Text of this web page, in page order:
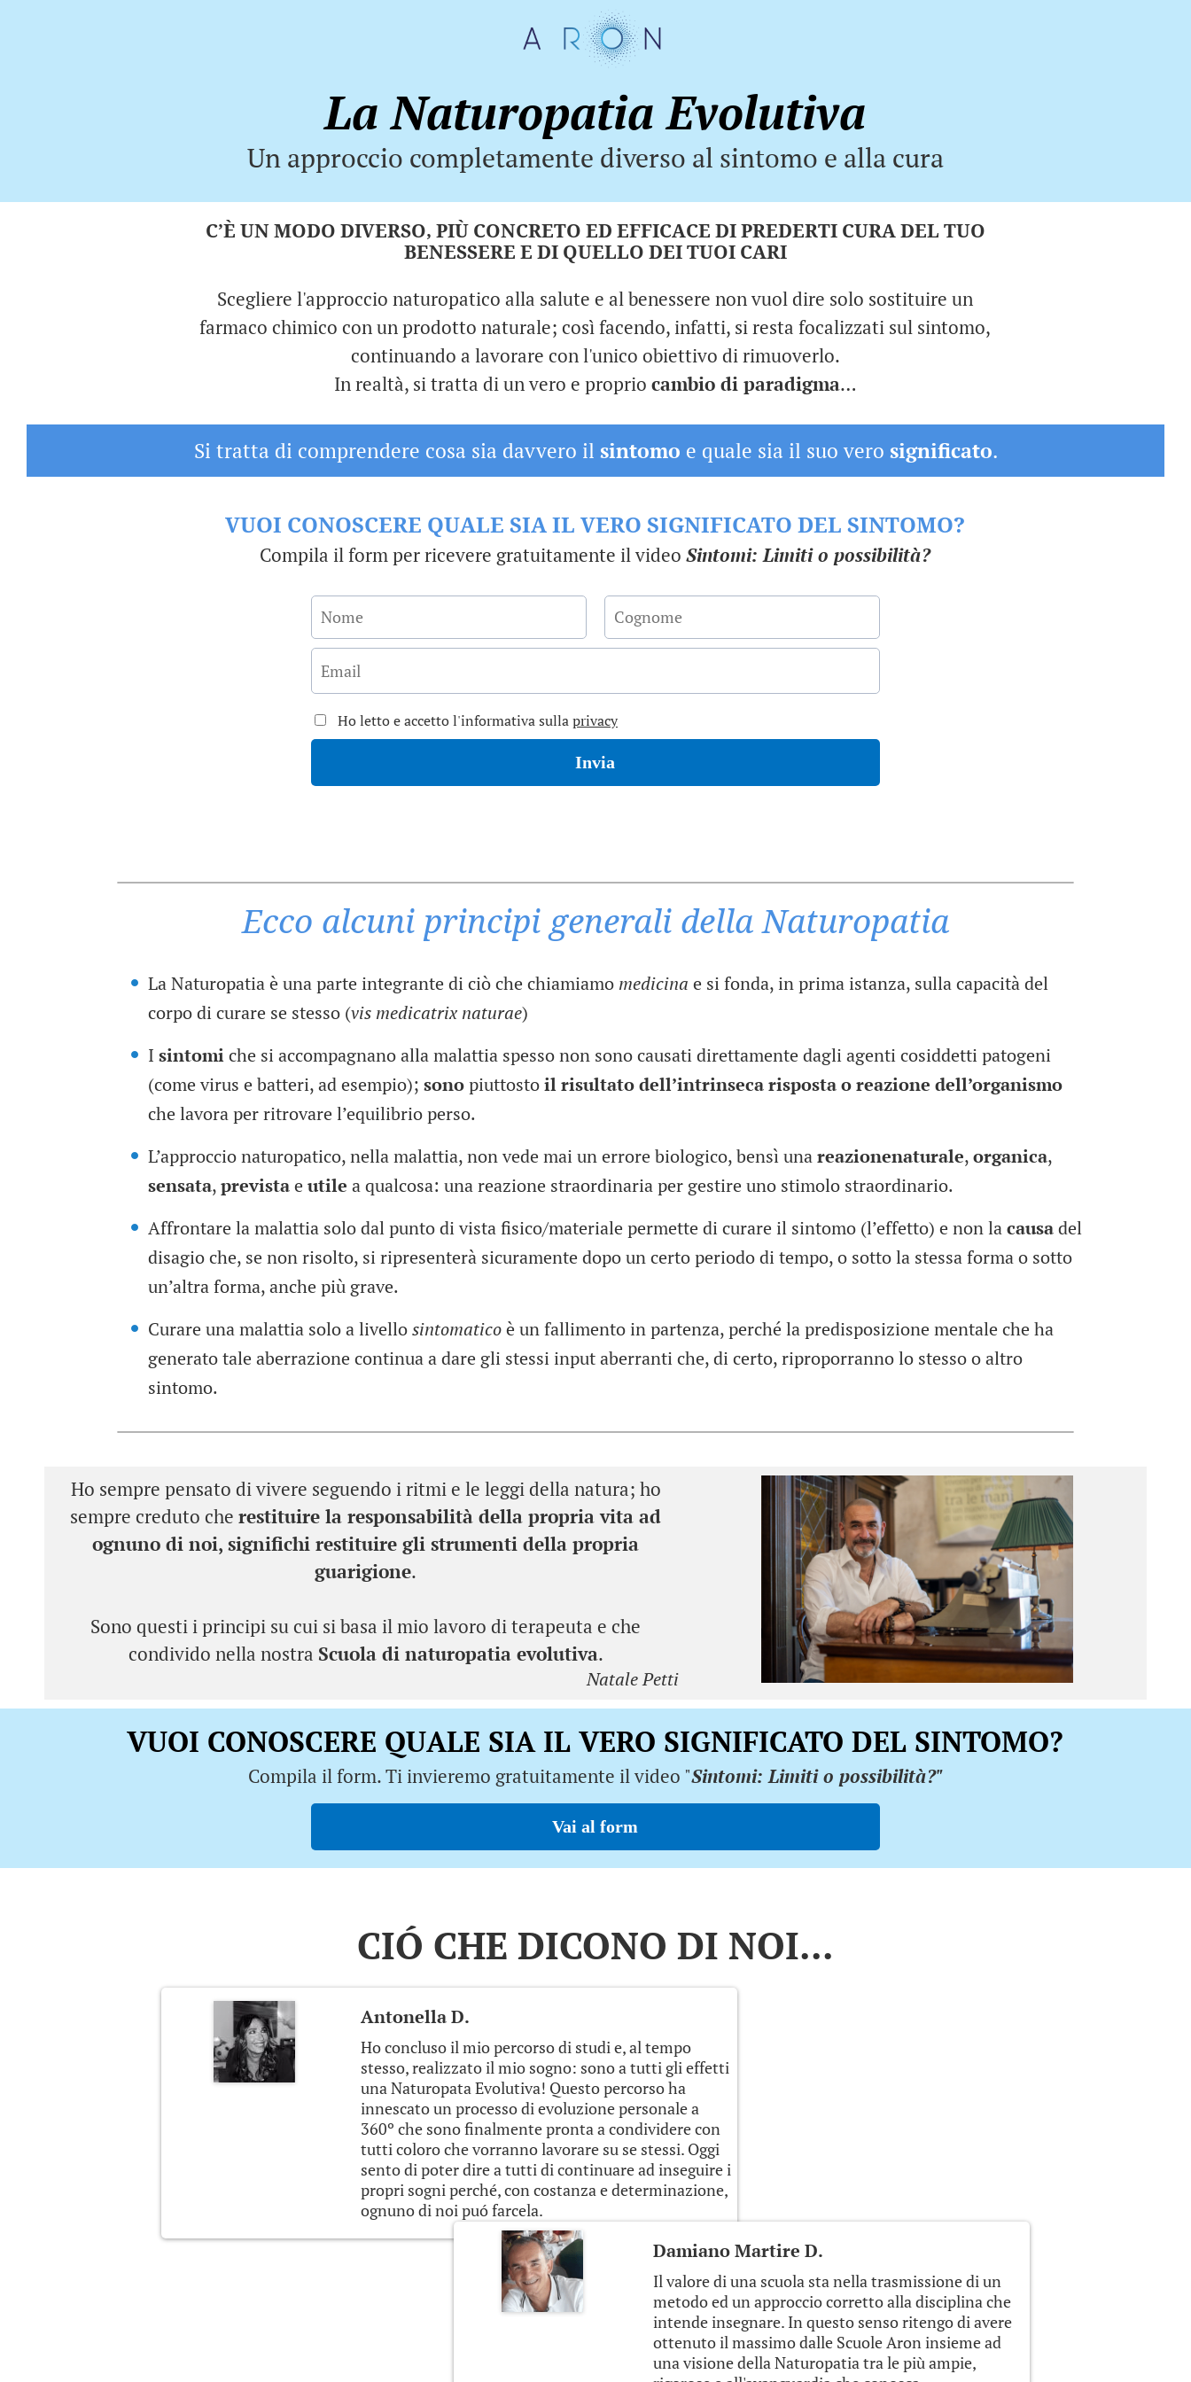
La Naturopatia Evolutiva
Un approccio completamente diverso al sintomo e alla cura
C’È UN MODO DIVERSO, PIÙ CONCRETO ED EFFICACE DI PREDERTI CURA DEL TUO
BENESSERE E DI QUELLO DEI TUOI CARI
Scegliere l'approccio naturopatico alla salute e al benessere non vuol dire solo sostituire un
farmaco chimico con un prodotto naturale; così facendo, infatti, si resta focalizzati sul sintomo,
continuando a lavorare con l'unico obiettivo di rimuoverlo.
In realtà, si tratta di un vero e proprio cambio di paradigma…
Si tratta di comprendere cosa sia davvero il sintomo e quale sia il suo vero significato.
VUOI CONOSCERE QUALE SIA IL VERO SIGNIFICATO DEL SINTOMO?
Compila il form per ricevere gratuitamente il videoSintomi: Limiti o possibilità?
Ho letto e accetto l'informativa sullaprivacy
Invia
Ecco alcuni principi generali della Naturopatia
La Naturopatia è una parte integrante di ciò che chiamiamo medicina e si fonda, in prima istanza, sulla capacità del
corpo di curare se stesso (vis medicatrix naturae)
I sintomiche si accompagnano alla malattia spesso non sono causati direttamente dagli agenti cosiddetti patogeni
(come virus e batteri, ad esempio); sonopiuttostoil risultato dell’intrinseca risposta o reazione dell’organismo
che lavora per ritrovare l’equilibrio perso.
L’approccio naturopatico, nella malattia, non vede mai un errore biologico, bensì unareazionenaturale,organica,
sensata,previstae utile a qualcosa: una reazione straordinaria per gestire uno stimolo straordinario.
Affrontare la malattia solo dal punto di vista fisico/materiale permette di curare il sintomo (l’effetto) e non lacausadel
disagio che, se non risolto, si ripresenterà sicuramente dopo un certo periodo di tempo, o sotto la stessa forma o sotto
un’altra forma, anche più grave.
Curare una malattia solo a livellosintomaticoè un fallimento in partenza, perché la predisposizione mentale che ha
generato tale aberrazione continua a dare gli stessi input aberranti che, di certo, riproporranno lo stesso o altro
sintomo.
Ho sempre pensato di vivere seguendo i ritmi e le leggi della natura; ho
sempre creduto cherestituire la responsabilità della propria vita ad
ognuno di noi, significhi restituire gli strumenti della propria
guarigione.
Sono questi i principi su cui si basa il mio lavoro di terapeuta e che
condivido nella nostra Scuola di naturopatia evolutiva.
Natale Petti
VUOI CONOSCERE QUALE SIA IL VERO SIGNIFICATO DEL SINTOMO?
Compila il form. Ti invieremo gratuitamente il video "Sintomi: Limiti o possibilità?"
Vai al form
CIÓ CHE DICONO DI NOI...
Antonella D.
Ho concluso il mio percorso di studi e, al tempo
stesso, realizzato il mio sogno: sono a tutti gli effetti
una Naturopata Evolutiva! Questo percorso ha
innescato un processo di evoluzione personale a
360º che sono finalmente pronta a condividere con
tutti coloro che vorranno lavorare su se stessi. Oggi
sento di poter dire a tutti di continuare ad inseguire i
propri sogni perché, con costanza e determinazione,
ognuno di noi puó farcela.
Damiano Martire D.
Il valore di una scuola sta nella trasmissione di un
metodo ed un approccio corretto alla disciplina che
intende insegnare. In questo senso ritengo di avere
ottenuto il massimo dalle Scuole Aron insieme ad
una visione della Naturopatia tra le più ampie,